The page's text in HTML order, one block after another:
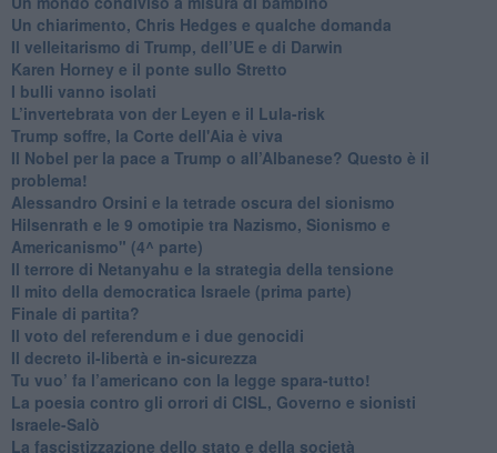
​Un chiarimento, Chris Hedges e qualche domanda
Il velleitarismo di Trump, dell’UE e di Darwin
​Karen Horney e il ponte sullo Stretto
​I bulli vanno isolati
L’invertebrata von der Leyen e il Lula-risk
Trump soffre, la Corte dell'Aia è viva
​Il Nobel per la pace a Trump o all’Albanese? Questo è il
problema!
​Alessandro Orsini e la tetrade oscura del sionismo
​Hilsenrath e le 9 omotipie tra Nazismo, Sionismo e
Americanismo" (4^ parte)
​Il terrore di Netanyahu e la strategia della tensione
Il mito della democratica Israele (prima parte)
​Finale di partita?
​Il voto del referendum e i due genocidi
Il decreto il-libertà e in-sicurezza
Tu vuo’ fa l’americano con la legge spara-tutto!
La poesia contro gli orrori di CISL, Governo e sionisti
Israele-Salò
​La fascistizzazione dello stato e della società